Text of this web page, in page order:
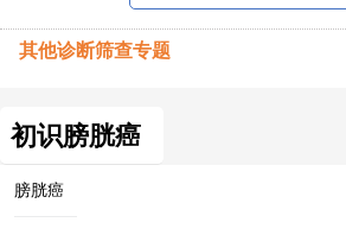
其他诊断筛查专题
初识膀胱癌
膀胱癌